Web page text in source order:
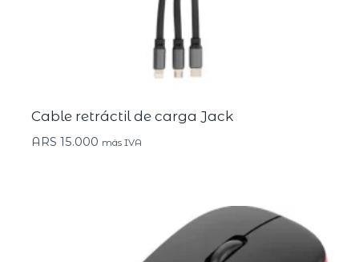
Cable retráctil de carga Jack
ARS 15.000 más IVA